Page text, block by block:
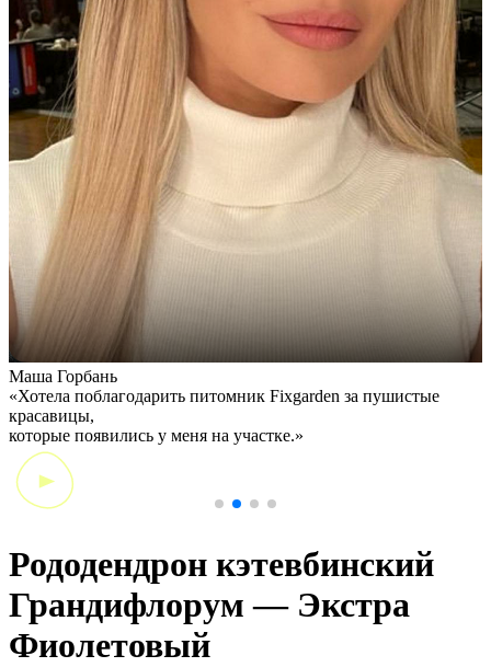
Маша Горбань
«Хотела поблагодарить питомник Fixgarden за пушистые
красавицы,
которые появились у меня на участке.»
Рододендрон кэтевбинский
Грандифлорум — Экстра
Фиолетовый